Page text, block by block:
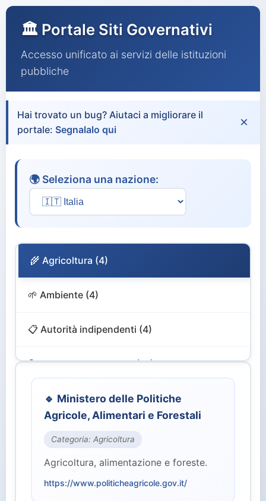
🏛️ Portale Siti Governativi
Accesso unificato ai servizi delle istituzioni
pubbliche
Hai trovato un bug? Aiutaci a migliorare il
portale: Segnalalo qui ×
🌍 Seleziona una nazione:
🌾 Agricoltura (4)
🌱 Ambiente (4)
📋 Autorità indipendenti (4)
🔍 Controllo e Vigilanza (12)
🎨 Cultura e Turismo (4)
💻 Digitale e Innovazione (4)
🏙️ Enti Territoriali (2)
🔹 Ministero delle Politiche
Agricole, Alimentari e Forestali
Categoria: Agricoltura
Agricoltura, alimentazione e foreste.
https://www.politicheagricole.gov.it/